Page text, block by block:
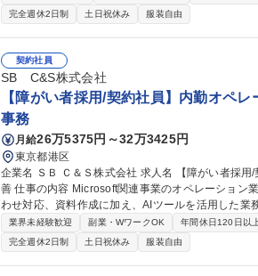
■IT機器・ツール資産管理、利用者サポート ■営業
計、設備・備品管理等） ■営業拠点の新規立ち上げ
ュリティ強化（社員教育、セキュリティツール管理・運用） 募集職種 IT総務◆サントリーグル
つなぐ架け橋として活躍！/在宅可
完全週休2日制
土日祝休み 服装自由
契約社員
SB C&S株式会社
【障がい者採用/契約社員】内勤オペ
事務
月給26万5375円～32万3425円
東京都港区
企業名 ＳＢ Ｃ＆Ｓ株式会社 求人名 【障がい者採用/契約社員】内勤オペレーション(Microsoft製品担当)・業務改
善 仕事の内容 Microsoft関連事業のオペレーション業務を担当。データ入力、受注・見積・納期調整、社内問い合
わせ対応、資料作成に加え、AIツールを活用した業務改善にも携わります。
積作成・納期調整/社内営業からの問い合わせ対応/
Copilot、ChatGPT等)を活用したAIエージェント作
用しています。障がい配慮に関する面談や在宅勤務など
【障がい者採用/契約社員】内勤オペレーション
業界未経験歓迎 副業・WワークOK 年間休日120日以
完全週休2日制
土日祝休み 服装自由